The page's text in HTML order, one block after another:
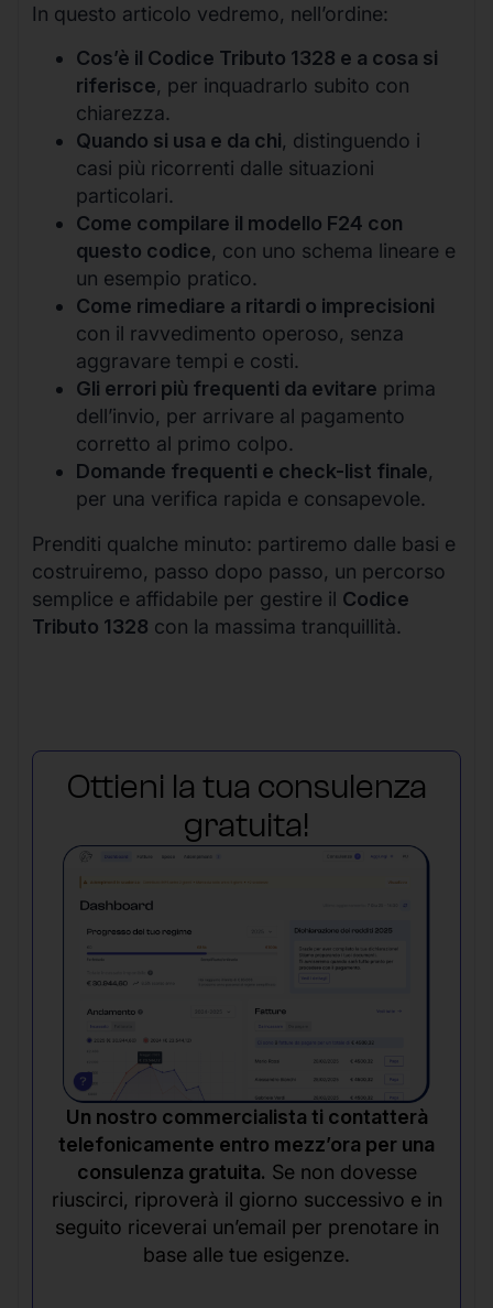
In questo articolo vedremo, nell’ordine:
Cos’è il Codice Tributo 1328 e a cosa si
riferisce, per inquadrarlo subito con
chiarezza.
Quando si usa e da chi, distinguendo i
casi più ricorrenti dalle situazioni
particolari.
Come compilare il modello F24 con
questo codice, con uno schema lineare e
un esempio pratico.
Come rimediare a ritardi o imprecisioni
con il ravvedimento operoso, senza
aggravare tempi e costi.
Gli errori più frequenti da evitare prima
dell’invio, per arrivare al pagamento
corretto al primo colpo.
Domande frequenti e check-list finale,
per una verifica rapida e consapevole.
Prenditi qualche minuto: partiremo dalle basi e
costruiremo, passo dopo passo, un percorso
semplice e affidabile per gestire il Codice
Tributo 1328 con la massima tranquillità.
Ottieni la tua consulenza
gratuita!
Un nostro commercialista ti contatterà
telefonicamente entro mezz’ora per una
consulenza gratuita. Se non dovesse
riuscirci, riproverà il giorno successivo e in
seguito riceverai un’email per prenotare in
base alle tue esigenze.